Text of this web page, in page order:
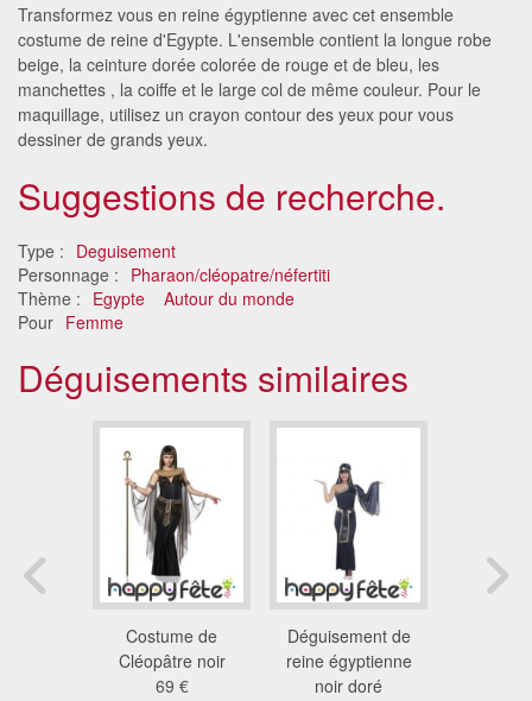
Transformez vous en reine égyptienne avec cet ensemble
costume de reine d'Egypte. L'ensemble contient la longue robe
beige, la ceinture dorée colorée de rouge et de bleu, les
manchettes , la coiffe et le large col de même couleur. Pour le
maquillage, utilisez un crayon contour des yeux pour vous
dessiner de grands yeux.
Suggestions de recherche.
Type : Deguisement
Personnage : Pharaon/cléopatre/néfertiti
Thème : Egypte
Autour du monde
Pour Femme
Déguisements similaires
Costume de
Cléopâtre noir
69 €
Déguisement de
reine égyptienne
noir doré